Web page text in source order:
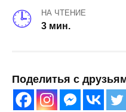
НА ЧТЕНИЕ
3 мин.
Поделитья с